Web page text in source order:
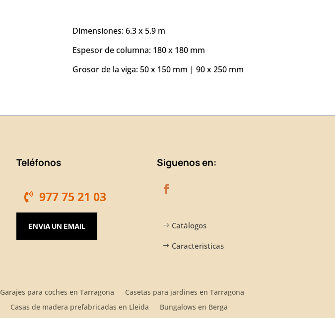
Dimensiones: 6.3 x 5.9 m
Espesor de columna: 180 x 180 mm
Grosor de la viga: 50 x 150 mm | 90 x 250 mm
Teléfonos
977 75 21 03
ENVIA UN EMAIL
Siguenos en:
Catálogos
Caracteristicas
Garajes para coches en Tarragona
Casetas para jardines en Tarragona
Casas de madera prefabricadas en Lleida
Bungalows en Berga